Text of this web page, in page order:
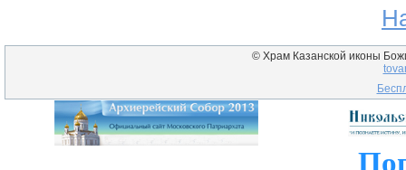
© Храм Казанской иконы